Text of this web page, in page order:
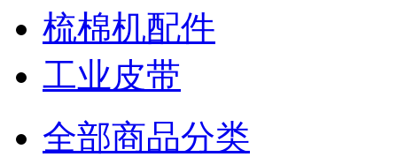
梳棉机配件
工业皮带
全部商品分类